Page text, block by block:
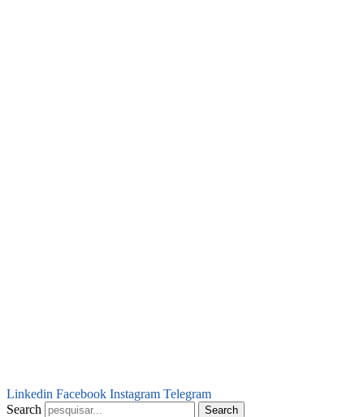
Linkedin Facebook Instagram Telegram
Search
Search